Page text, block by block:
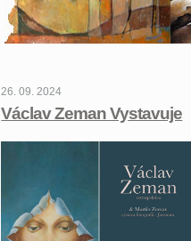
26. 09. 2024
Václav Zeman Vystavuje